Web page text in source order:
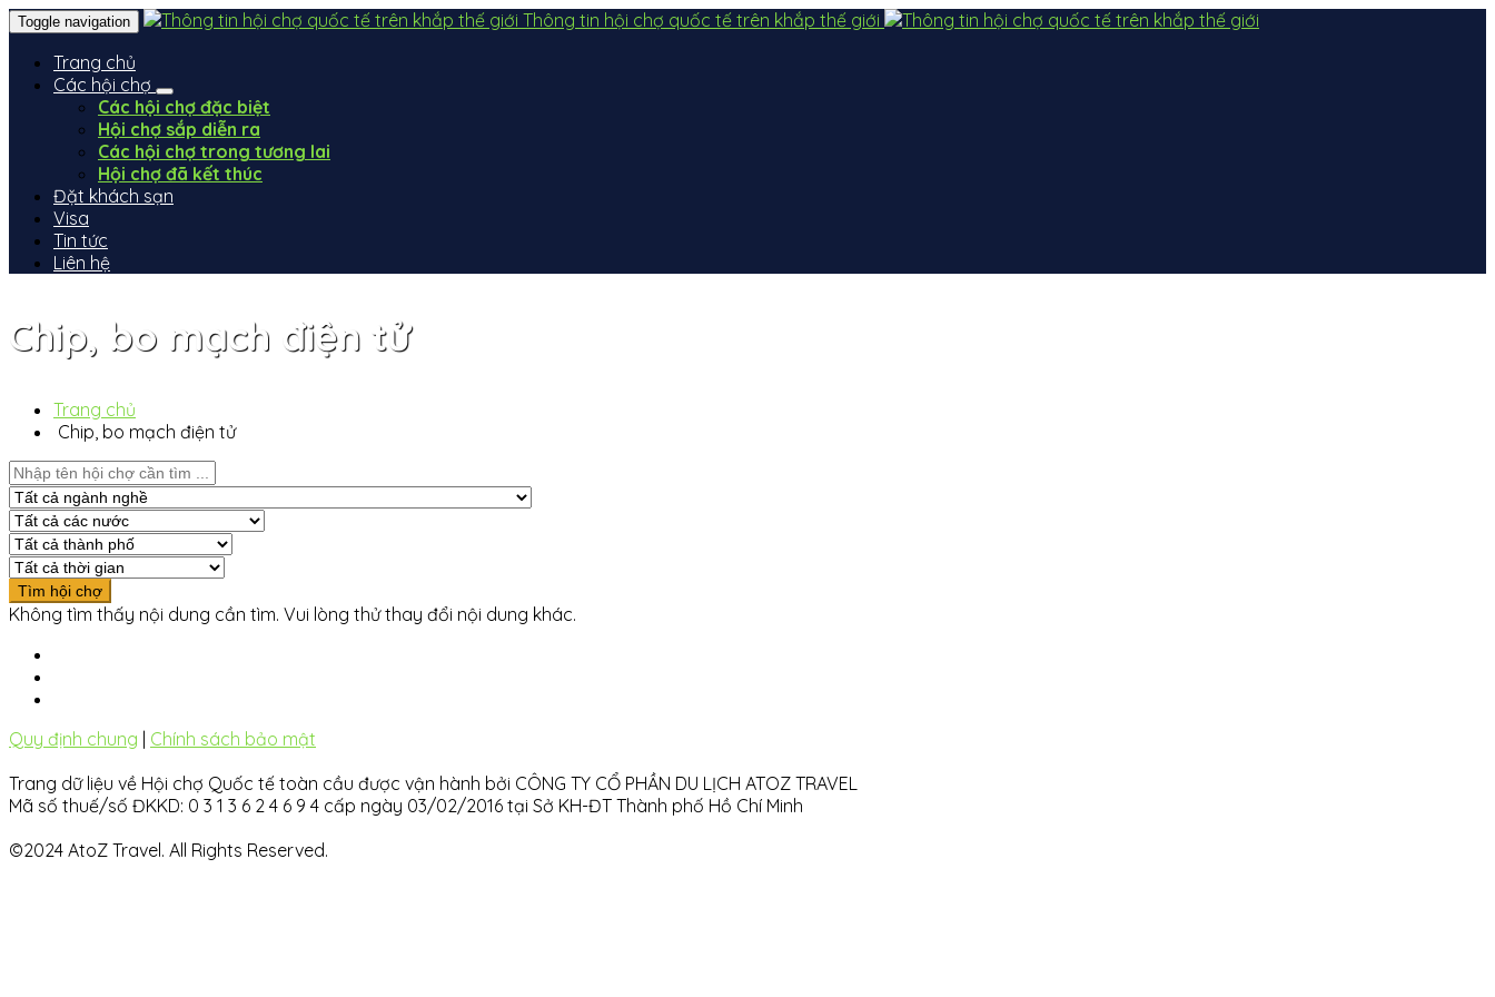
Toggle navigation
Thông tin hội chợ quốc tế trên khắp thế giới
Trang chủ
Các hội chợ
Các hội chợ đặc biệt
Hội chợ sắp diễn ra
Các hội chợ trong tương lai
Hội chợ đã kết thúc
Đặt khách sạn
Visa
Tin tức
Liên hệ
Chip, bo mạch điện tử
Trang chủ
Chip, bo mạch điện tử
Không tìm thấy nội dung cần tìm. Vui lòng thử thay đổi nội dung khác.
Quy định chung
Chính sách bảo mật
Trang dữ liệu về Hội chợ Quốc tế toàn cầu được vận hành bởi CÔNG TY CỔ PHẦN DU LỊCH ATOZ TRAVEL
Mã số thuế/số ĐKKD: 0 3 1 3 6 2 4 6 9 4 cấp ngày 03/02/2016 tại Sở KH-ĐT Thành phố Hồ Chí Minh
©2024 AtoZ Travel. All Rights Reserved.